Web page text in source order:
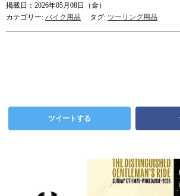
掲載日：2026年05月08日（金）
カテゴリー: バイク用品 タグ: ツーリング用品
ツイートする